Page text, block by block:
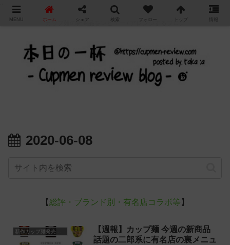
カップ麺の新商品をレビュー / アレンジするブログ
2020-06-08
【総評・ブランド別・有名店コラボ等 】
新作カップ麺発売予定
【週報】カップ麺 今週の新商品
話題の二郎系に有名店の裏メニュ
MENU ホーム シェア 検索 フォロー トップ 情報